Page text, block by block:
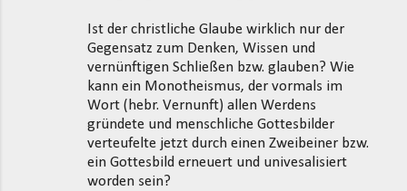
Ist der christliche Glaube wirklich nur der
Gegensatz zum Denken, Wissen und
vernünftigen Schließen bzw. glauben? Wie
kann ein Monotheismus, der vormals im
Wort (hebr. Vernunft) allen Werdens
gründete und menschliche Gottesbilder
verteufelte jetzt durch einen Zweibeiner bzw.
ein Gottesbild erneuert und univesalisiert
worden sein?